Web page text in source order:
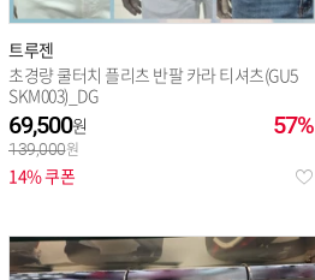
트루젠
초경량 쿨터치 플리츠 반팔 카라 티셔츠(GU5
SKM003)_DG
57%
69,500
139,000
14% 쿠폰